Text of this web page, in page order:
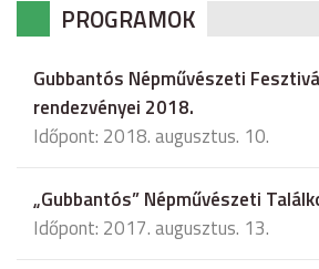
PROGRAMOK
Gubbantós Népművészeti
rendezvényei 2018.
Időpont: 2018. augusztus. 10.
„Gubbantós” Népművészeti
Időpont: 2017. augusztus. 13.